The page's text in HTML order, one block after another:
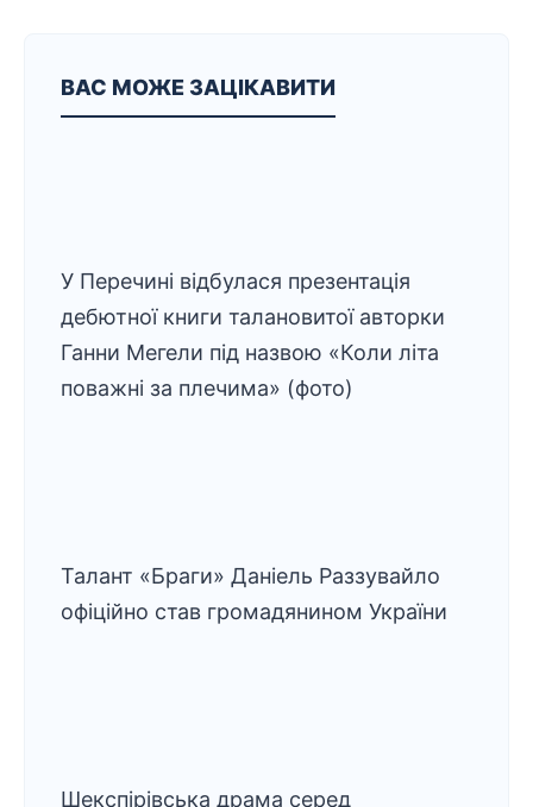
ВАС МОЖЕ ЗАЦІКАВИТИ
У Перечині відбулася презентація
дебютної книги талановитої авторки
Ганни Мегели під назвою «Коли літа
поважні за плечима» (фото)
Талант «Браги» Даніель Раззувайло
офіційно став громадянином України
Шекспірівська драма серед